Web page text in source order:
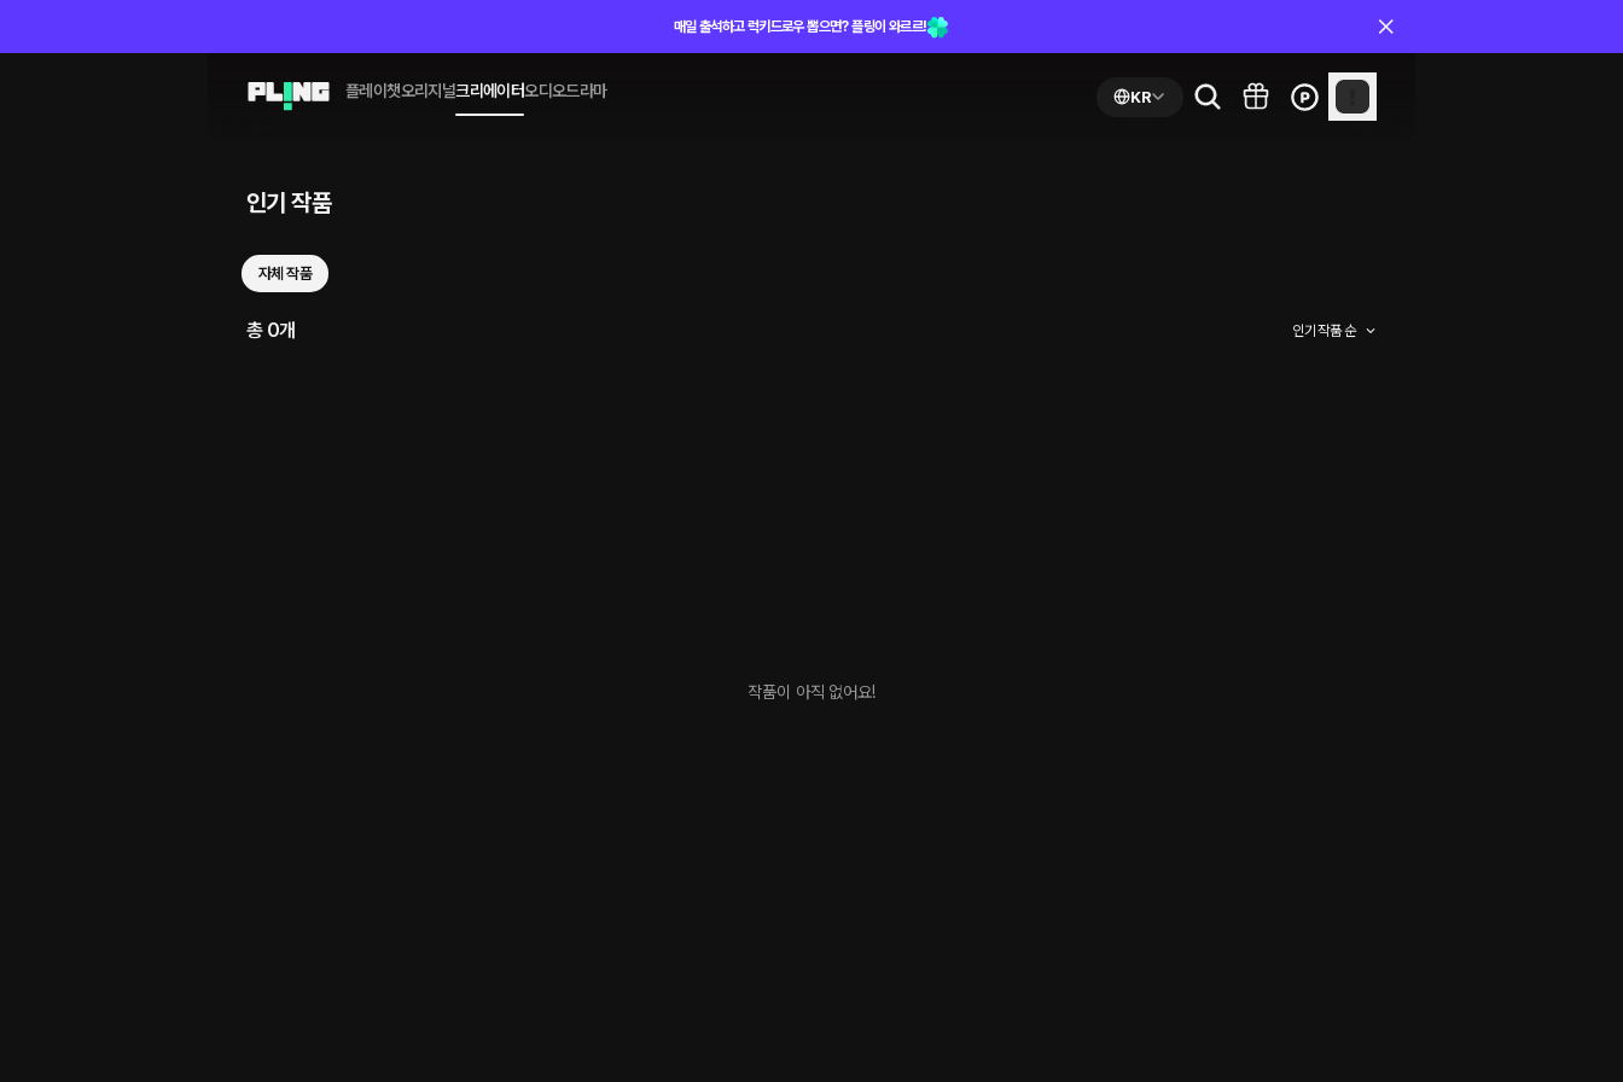
매일 출석하고 럭키드로우 뽑으면? 플링이 와르르!
플레이챗오리지널크리에이터오디오드라마 KR
인기 작품
자체 작품
총 0개 인기 작품 순
작품이 아직 없어요!